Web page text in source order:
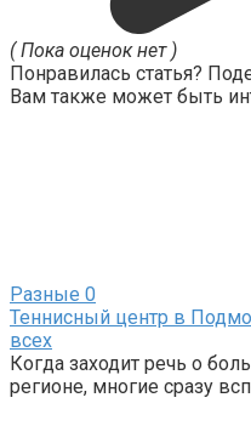
( Пока оценок нет )
Понравилась статья?
Вам также может быть
Разные 0
Теннисный центр в
всех
Когда заходит речь о
регионе, многие сразу